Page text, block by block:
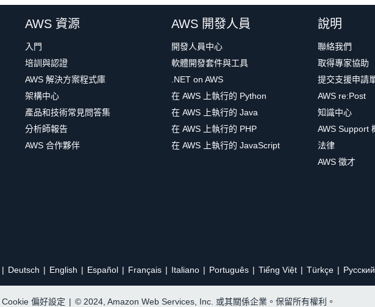
AWS 資源
入門
培訓與認證
AWS 解決方案程式庫
架構中心
產品和技術常見問答集
分析師報告
AWS 合作夥伴
AWS 開發人員
開發人員中心
軟體開發套件與工具
.NET on AWS
在 AWS 上執行的 Python
在 AWS 上執行的 Java
在 AWS 上執行的 PHP
在 AWS 上執行的 JavaScript
說明
聯絡我們
取得專家協助
提交支援申請
AWS re:Post
知識中心
AWS Support
法律
AWS 徵才
Deutsch English Español Français Italiano Português Tiếng Việt Türkçe Ρусский
Cookie 偏好設定 | © 2024, Amazon Web Services, Inc. 或其關係企業。保留所有權利。